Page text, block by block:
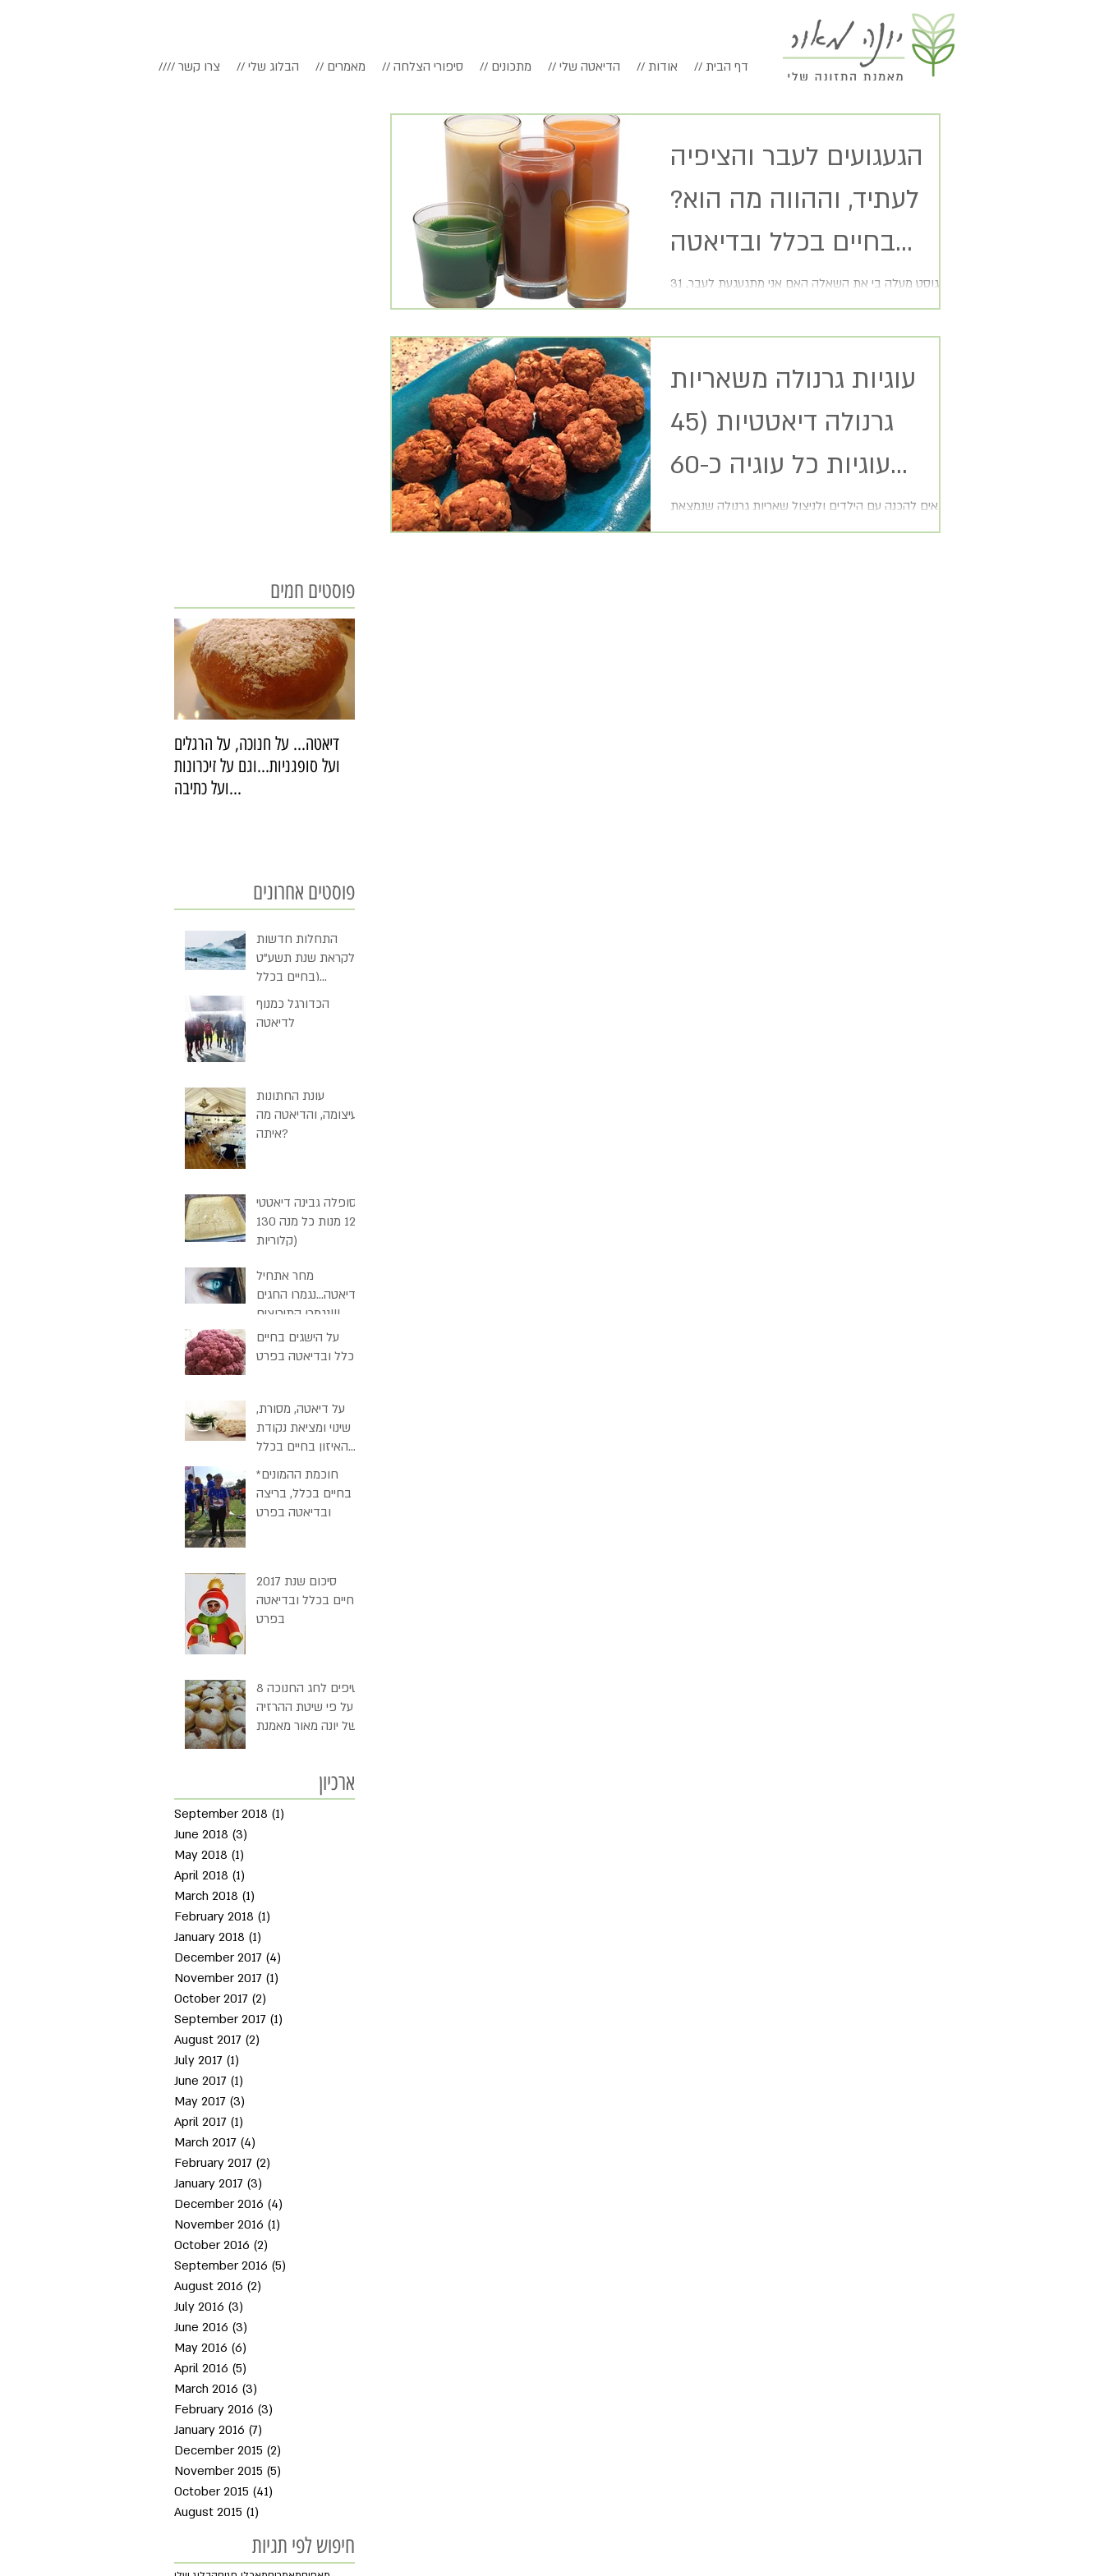
//// צרו קשר // הבלוג שלי // מאמרים // סיפורי הצלחה // מתכונים // הדיאטה שלי // אודות // דף הבית
הגעגועים לעבר והציפיה
לעתיד, וההווה מה הוא?
בחיים בכלל ובדיאטה
בפרט
31 באוגוסט מעלה בי את השאלה האם אני מתגעגעת לעבר,
לימים שאני הלכתי לביה"ס, ולימים שילדי חזרו ללימודים
עוגיות גרנולה משאריות
גרנולה דיאטטיות (45
עוגיות כל עוגיה כ-60
קלוריות)
מתאים להכנה עם הילדים ולניצול שאריות גרנולה שנמצאת
פוסטים חמים
דיאטה... על חנוכה, על הרגלים
ועל סופגניות...וגם על זיכרונות
ועל כתיבה...
פוסטים אחרונים
התחלות חדשות
לקראת שנת תשע"ט
(בחיים בכלל
הכדורגל כמנוף
לדיאטה
עונת החתונות
בעיצומה, והדיאטה מה
איתה?
סופלה גבינה דיאטטי
(12 מנות כל מנה 130
קלוריות)
מחר אתחיל
דיאטה...נגמרו החגים
נגמרו התירוצים!!!
על הישגים בחיים
בכלל ובדיאטה בפרט
על דיאטה, מסורת,
שינוי ומציאת נקודת
האיזון בחיים בכלל
חוכמת ההמונים*
בחיים בכלל, בריצה
ובדיאטה בפרט
סיכום שנת 2017
בחיים בכלל ובדיאטה
בפרט
8 טיפים לחג החנוכה
- על פי שיטת ההרזיה
של יונה מאור מאמנת
ארכיון
September 2018 (1)
June 2018 (3)
May 2018 (1)
April 2018 (1)
March 2018 (1)
February 2018 (1)
January 2018 (1)
December 2017 (4)
November 2017 (1)
October 2017 (2)
September 2017 (1)
August 2017 (2)
July 2017 (1)
June 2017 (1)
May 2017 (3)
April 2017 (1)
March 2017 (4)
February 2017 (2)
January 2017 (3)
December 2016 (4)
November 2016 (1)
October 2016 (2)
September 2016 (5)
August 2016 (2)
July 2016 (3)
June 2016 (3)
May 2016 (6)
April 2016 (5)
March 2016 (3)
February 2016 (3)
January 2016 (7)
December 2015 (2)
November 2015 (5)
October 2015 (41)
August 2015 (1)
חיפוש לפי תגיות